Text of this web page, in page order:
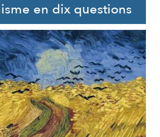
en dix questions